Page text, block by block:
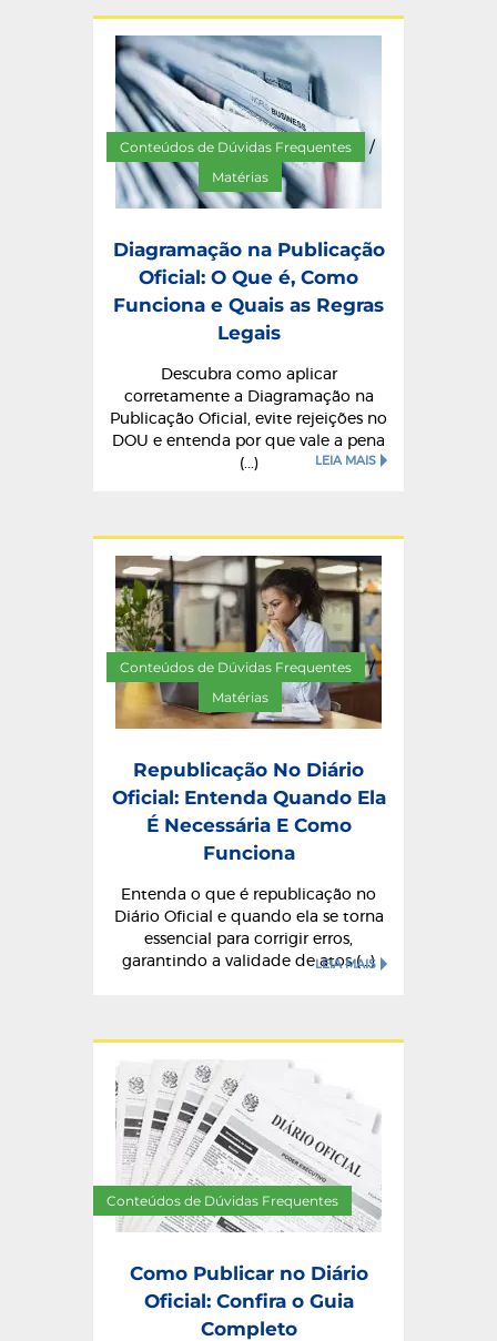
Conteúdos de Dúvidas Frequentes /
Matérias
Diagramação na Publicação
Oficial: O Que é, Como
Funciona e Quais as Regras
Legais
Descubra como aplicar
corretamente a Diagramação na
Publicação Oficial, evite rejeições no
DOU e entenda por que vale a pena
(...)
LEIA MAIS
Conteúdos de Dúvidas Frequentes /
Matérias
Republicação No Diário
Oficial: Entenda Quando Ela
É Necessária E Como
Funciona
Entenda o que é republicação no
Diário Oficial e quando ela se torna
essencial para corrigir erros,
garantindo a validade de atos (...)
LEIA MAIS
Conteúdos de Dúvidas Frequentes
Como Publicar no Diário
Oficial: Confira o Guia
Completo